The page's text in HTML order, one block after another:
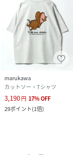
marukawa
カットソー・Tシャツ
3,190円 17%OFF
29ポイント(1倍)